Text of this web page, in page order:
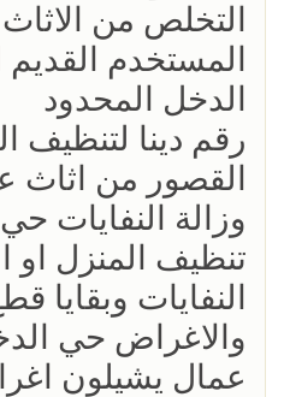
التخلص من
المستخدم
الدخل المحدود
رقم دينا لتنظيف
القصور من
وزالة النفايات
تنظيف المنزل او
النفايات وبقايا
والاغراض حي
عمال يشيلون